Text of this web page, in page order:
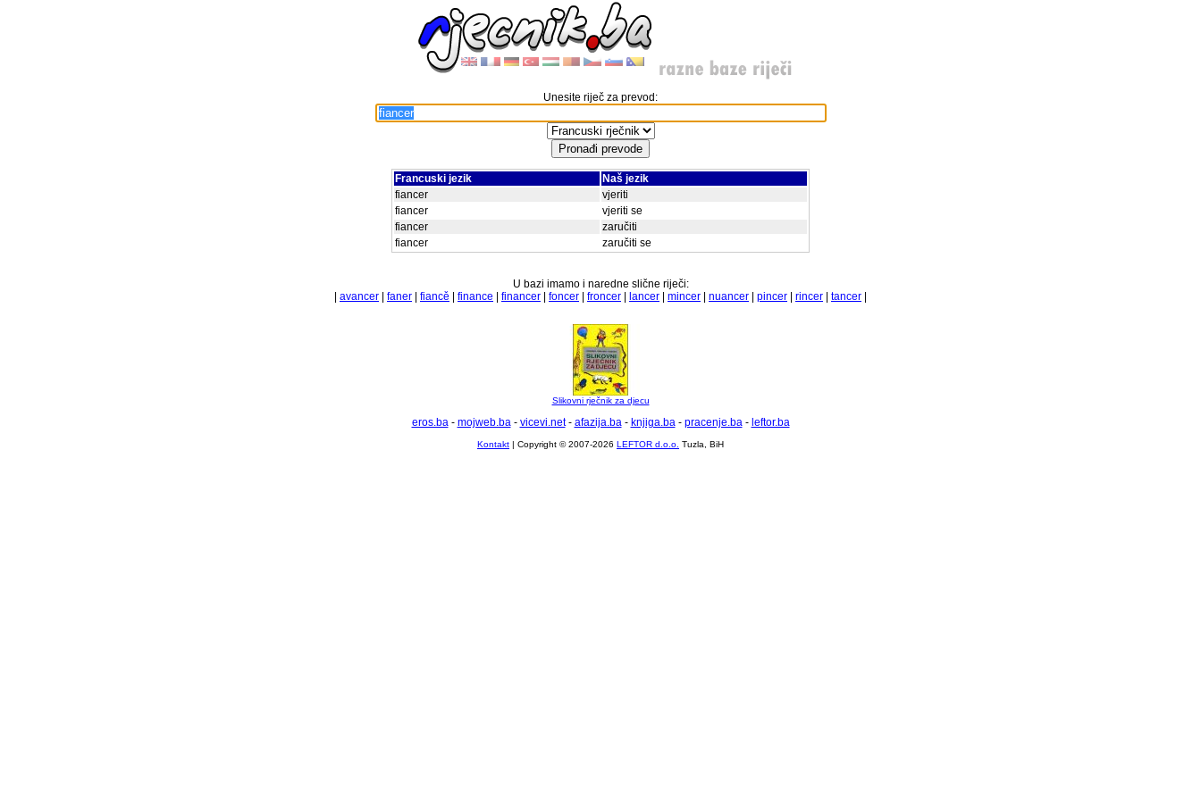
Unesite riječ za prevod:
Francuski jezik
Naš jezik
fiancer
vjeriti
fiancer
vjeriti se
fiancer
zaručiti
fiancer
zaručiti se
U bazi imamo i naredne slične riječi:
avancer faner fiancě finance financer foncer froncer lancer mincer nuancer pincer rincer tancer
Slikovni rječnik za djecu
eros.ba- mojweb.ba- vicevi.net- afazija.ba- knjiga.ba- pracenje.ba- leftor.ba
Kontakt | Copyright © 2007-2026 LEFTOR d.o.o. Tuzla, BiH